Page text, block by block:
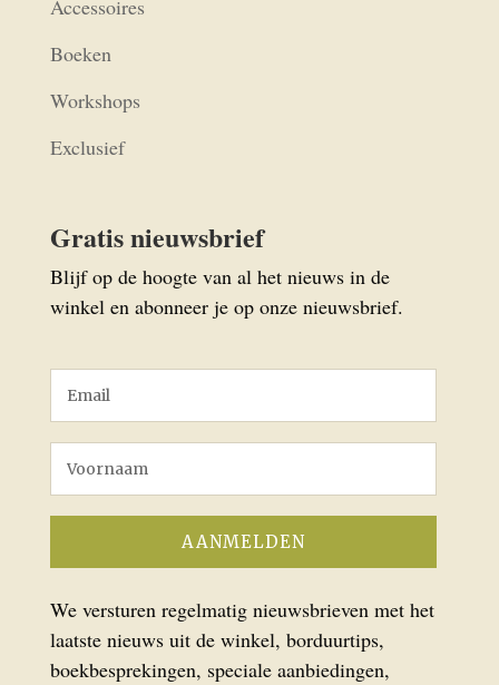
Accessoires
Boeken
Workshops
Exclusief
Gratis nieuwsbrief
Blijf op de hoogte van al het nieuws in de
winkel en abonneer je op onze nieuwsbrief.
We versturen regelmatig nieuwsbrieven met het
laatste nieuws uit de winkel, borduurtips,
boekbesprekingen, speciale aanbiedingen,